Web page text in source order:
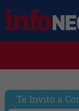
Te Invito a